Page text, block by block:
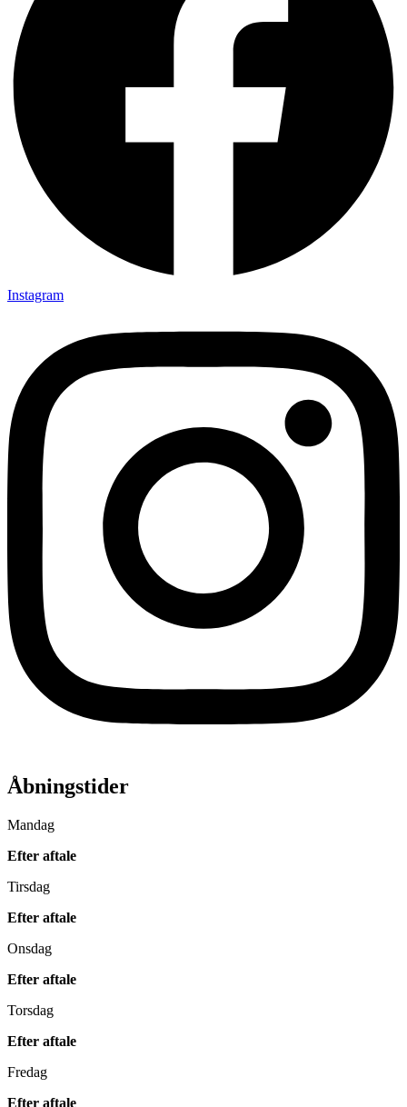
Instagram
Åbningstider
Mandag
Efter aftale
Tirsdag
Efter aftale
Onsdag
Efter aftale
Torsdag
Efter aftale
Fredag
Efter aftale